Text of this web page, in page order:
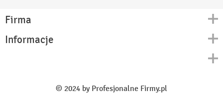
Firma
Kontakt
Informacje
© 2024 by Profesjonalne Firmy.pl